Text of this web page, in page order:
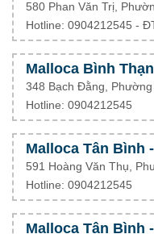
580 Phan Văn Trị,
Hotline: 0904212545 -
Malloca Bình
348 Bạch Đằng,
Hotline: 0904212545
Malloca Tân Bình
591 Hoàng Văn Thụ,
Hotline: 0904212545
Malloca Tân Bình